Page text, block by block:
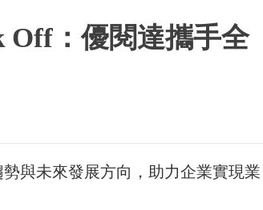
加入我們
Off：優閱達攜手全
與未來發展方向，助力企業實現業